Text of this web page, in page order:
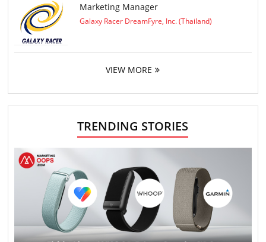
Marketing Manager
Galaxy Racer DreamFyre, Inc. (Thailand)
VIEW MORE
TRENDING STORIES